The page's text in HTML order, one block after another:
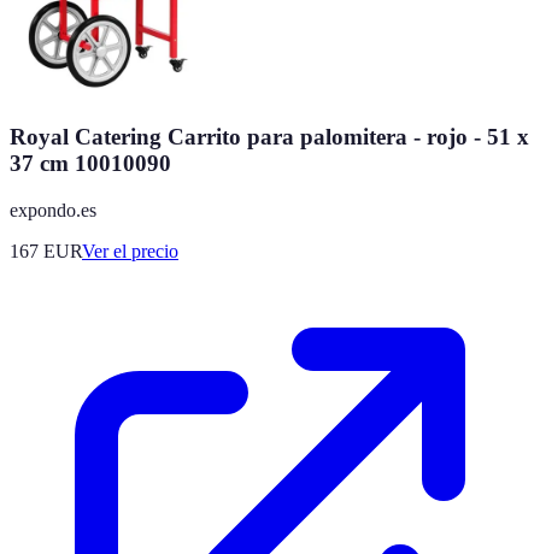
Royal Catering Carrito para palomitera - rojo - 51 x
37 cm 10010090
expondo.es
167 EURVer el precio